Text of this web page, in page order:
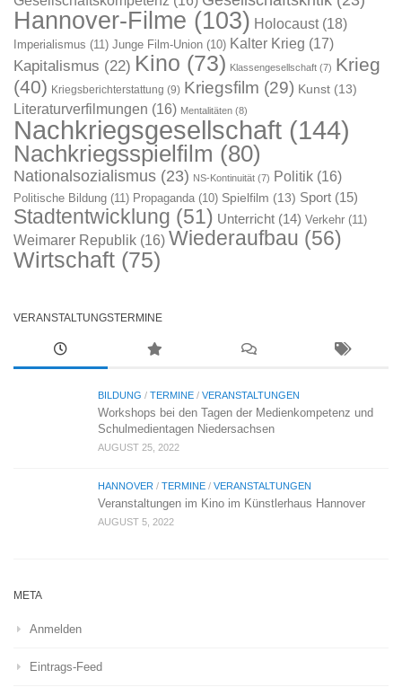
Hannover-Filme (103) Holocaust(18)
Imperialismus (11) Junge Film-Union (10) Kalter Krieg (17)
Kapitalismus (22) Kino (73) Klassengesellschaft (7) Krieg
(40) Kriegsberichterstattung (9) Kriegsfilm (29) Kunst (13)
Literaturverfilmungen (16) Mentalitäten (8)
Nachkriegsgesellschaft (144)
Nachkriegsspielfilm (80)
Nationalsozialismus (23) NS-Kontinuität (7) Politik (16)
Politische Bildung (11) Propaganda (10) Spielfilm (13) Sport (15)
Stadtentwicklung (51) Unterricht (14) Verkehr (11)
Weimarer Republik (16) Wiederaufbau (56)
Wirtschaft (75)
VERANSTALTUNGSTERMINE
BILDUNG / TERMINE / VERANSTALTUNGEN
Workshops bei den Tagen der Medienkompetenz und
Schulmedientagen Niedersachsen
AUGUST 25, 2022
HANNOVER / TERMINE / VERANSTALTUNGEN
Veranstaltungen im Kino im Künstlerhaus Hannover
AUGUST 5, 2022
META
Anmelden
Eintrags-Feed